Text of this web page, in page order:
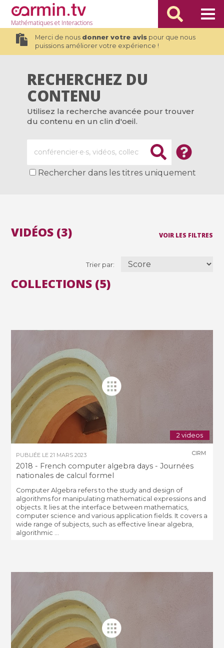
Mathématiqueset Interactions
Merci de nous donner votre avispour que nous
puissions améliorer votre expérience !
RECHERCHEZ DU
CONTENU
Utilisez la recherche avancée pour trouver
du contenu en un clin d'oeil.
Rechercher dans les titres uniquement
VOIR LES FILTRES
Trier par:
VIDÉOS (3)
COLLECTIONS (5)
2 videos
PUBLIÉE LE21 MARS 2023
2018 - French computer algebra days - Journées
nationales de calcul formel
CIRM
Computer Algebra refers to the study and design of
algorithms for manipulating mathematical expressions and
objects. It lies at the interface between mathematics,
computer science and various application fields. It covers a
wide range of subjects, such as effective linear algebra,
algorithmic ...